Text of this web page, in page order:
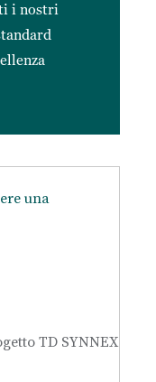
i nostri
una
TD SYNNEX